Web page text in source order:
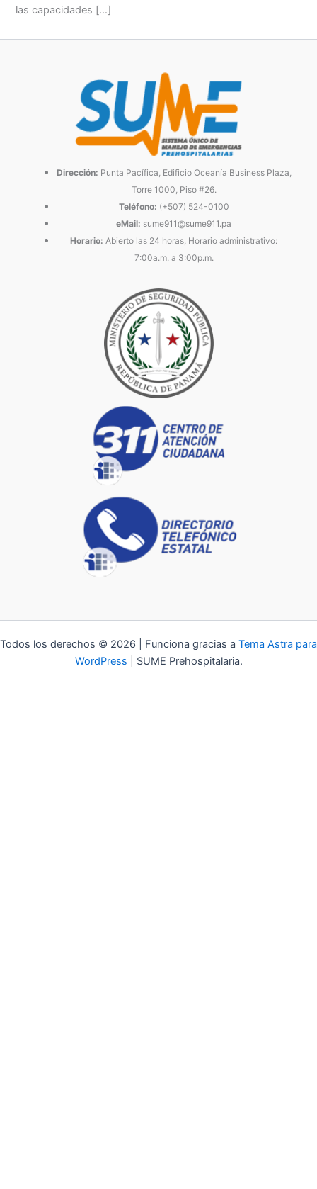
las capacidades […]
Dirección: Punta Pacífica, Edificio Oceanía Business Plaza,
Torre 1000, Piso #26.
Teléfono: (+507) 524-0100
eMail: sume911@sume911.pa
Horario: Abierto las 24 horas, Horario administrativo:
7:00a.m. a 3:00p.m.
Todos los derechos © 2026 | Funciona gracias a Tema Astra para
WordPress | SUME Prehospitalaria.